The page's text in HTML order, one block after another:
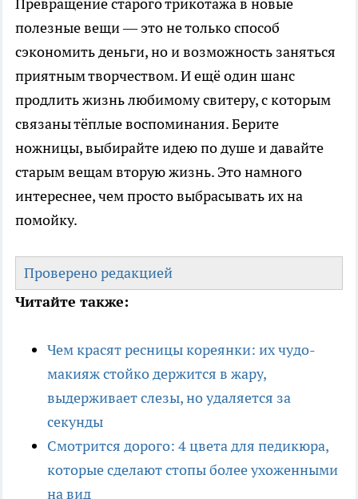
Превращение старого трикотажа в новые
полезные вещи — это не только способ
сэкономить деньги, но и возможность заняться
приятным творчеством. И ещё один шанс
продлить жизнь любимому свитеру, с которым
связаны тёплые воспоминания. Берите
ножницы, выбирайте идею по душе и давайте
старым вещам вторую жизнь. Это намного
интереснее, чем просто выбрасывать их на
помойку.
Проверено редакцией
Читайте также:
Чем красят ресницы кореянки: их чудо-
макияж стойко держится в жару,
выдерживает слезы, но удаляется за
секунды
Смотрится дорого: 4 цвета для педикюра,
которые сделают стопы более ухоженными
на вид